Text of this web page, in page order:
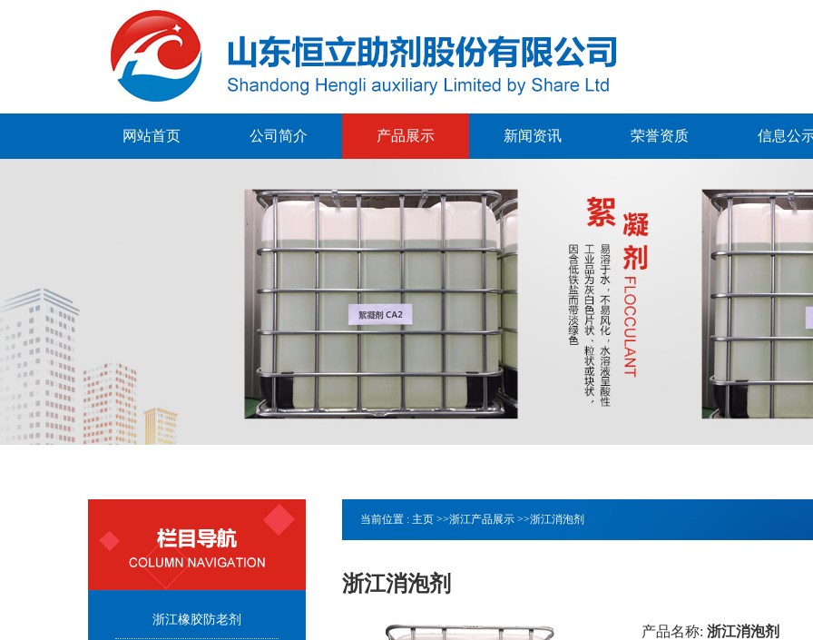
网站首页 公司简介 产品展示 新闻资讯 荣誉资质 信息公
浙江橡胶防老剂
当前位置 : 主页 >>浙江产品展示 >>浙江消泡剂
浙江消泡剂
产品名称: 浙江消泡剂